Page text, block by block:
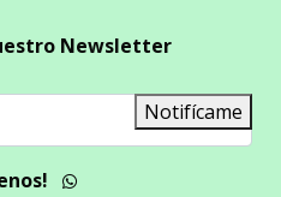
Newsletter
Notifícame